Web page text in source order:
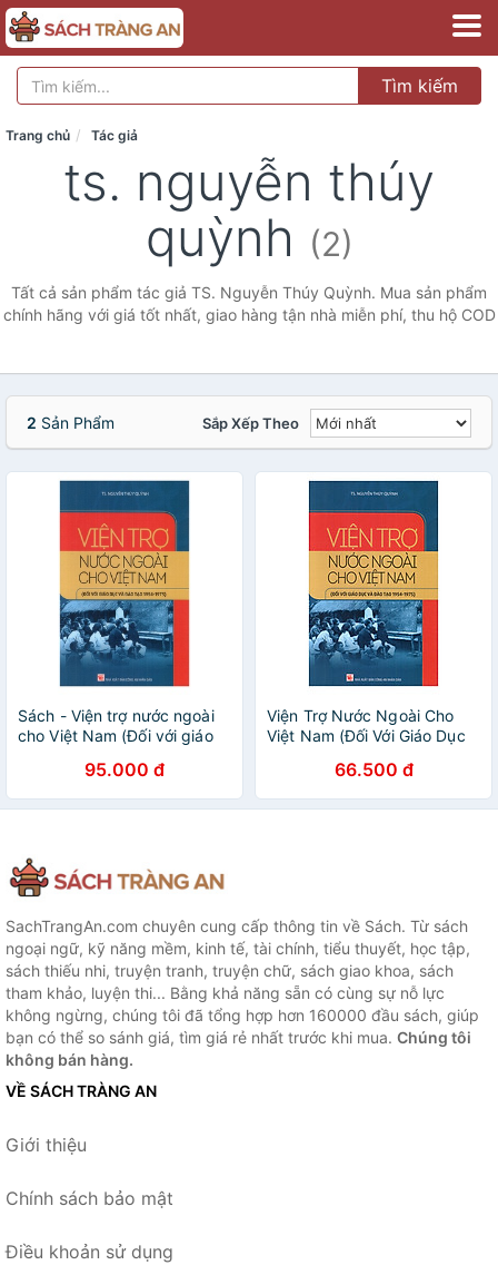
Tìm kiếm
Trang chủ Tác giả
ts. nguyễn thúy
quỳnh (2)
Tất cả sản phẩm tác giả TS. Nguyễn Thúy Quỳnh. Mua sản phẩm
chính hãng với giá tốt nhất, giao hàng tận nhà miễn phí, thu hộ COD
2 Sản Phẩm Sắp Xếp Theo
Sách - Viện trợ nước ngoài
cho Việt Nam (Đối với giáo
95.000 đ
Viện Trợ Nước Ngoài Cho
Việt Nam (Đối Với Giáo Dục
66.500 đ
SachTrangAn.com chuyên cung cấp thông tin về Sách. Từ sách
ngoại ngữ, kỹ năng mềm, kinh tế, tài chính, tiểu thuyết, học tập,
sách thiếu nhi, truyện tranh, truyện chữ, sách giao khoa, sách
tham khảo, luyện thi... Bằng khả năng sẵn có cùng sự nỗ lực
không ngừng, chúng tôi đã tổng hợp hơn 160000 đầu sách, giúp
bạn có thể so sánh giá, tìm giá rẻ nhất trước khi mua. Chúng tôi
không bán hàng.
VỀ SÁCH TRÀNG AN
Giới thiệu
Chính sách bảo mật
Điều khoản sử dụng